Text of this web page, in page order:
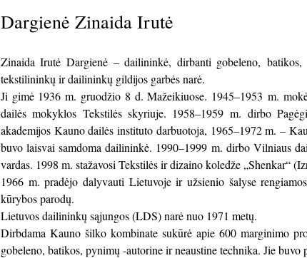
Dargienė Zinaida Irutė
Zinaida Irutė Dargienė – dailininkė, dirbanti gobeleno,
tekstilininkų ir dailininkų gildijos garbės narė.
Ji gimė 1936 m. gruodžio 8 d. Mažeikiuose. 1945–1953 m.
dailės mokyklos Tekstilės skyriuje. 1958–1959 m. dirbo
akademijos Kauno dailės instituto darbuotoja, 1965–1972 m. –
buvo laisvai samdoma dailininkė. 1990–1999 m. dirbo Vilniaus
vardas. 1998 m. stažavosi Tekstilės ir dizaino koledže „Shenkar“
1966 m. pradėjo dalyvauti Lietuvoje ir užsienio šalyse
kūrybos parodų.
Lietuvos dailininkų sąjungos (LDS) narė nuo 1971 metų.
Dirbdama Kauno šilko kombinate sukūrė apie 600 marginimo
gobeleno, batikos, pynimų -autorine ir neaustine technika. Jie buvo